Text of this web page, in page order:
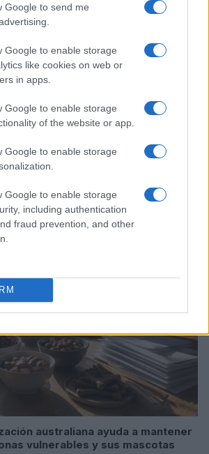
Google to send me
Google to enable storage
like cookies on web or
in apps.
Google to enable storage
of the website or app.
Google to enable storage
Google to enable storage
including authentication
fraud prevention, and other
australiana ayuda a mantener
vulnerables y sus mascotas